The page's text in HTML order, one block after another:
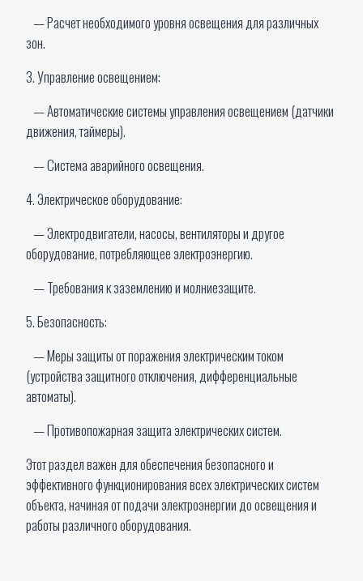
— Расчет необходимого уровня освещения для различных
зон.
3. Управление освещением:
— Автоматические системы управления освещением (датчики
движения, таймеры).
— Система аварийного освещения.
4. Электрическое оборудование:
— Электродвигатели, насосы, вентиляторы и другое
оборудование, потребляющее электроэнергию.
— Требования к заземлению и молниезащите.
5. Безопасность:
— Меры защиты от поражения электрическим током
(устройства защитного отключения, дифференциальные
автоматы).
— Противопожарная защита электрических систем.
Этот раздел важен для обеспечения безопасного и
эффективного функционирования всех электрических систем
объекта, начиная от подачи электроэнергии до освещения и
работы различного оборудования.